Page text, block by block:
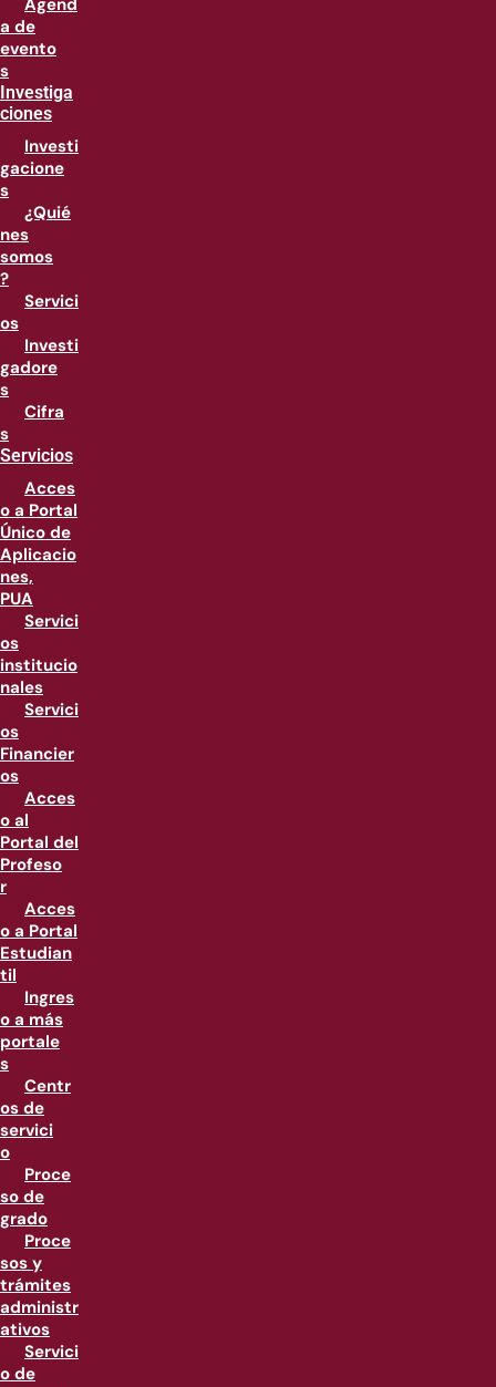
Agend
a de
evento
s
Investiga
ciones
Investi
gacione
s
¿Quié
nes
somos
?
Servici
os
Investi
gadore
s
Cifra
s
Servicios
Acces
o a Portal
Único de
Aplicacio
nes,
PUA
Servici
os
institucio
nales
Servici
os
Financier
os
Acces
o al
Portal del
Profeso
r
Acces
o a Portal
Estudian
til
Ingres
o a más
portale
s
Centr
os de
servici
o
Proce
so de
grado
Proce
sos y
trámites
administr
ativos
Servici
o de